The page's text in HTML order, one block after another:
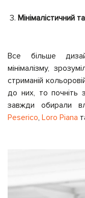
Мінімалістичний
Все більше
мінімалізму,
стриманій
до них, то почніть
завжди обирали
Peserico, Loro Piana